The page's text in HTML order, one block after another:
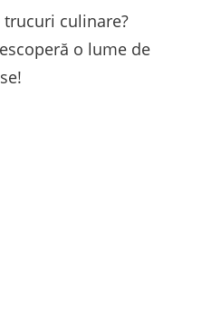
culinare?
o lume de